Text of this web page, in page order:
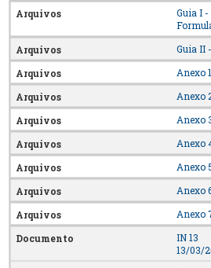
Guia I
Guia II
Anexo 1
Anexo
Anexo
Anexo
Anexo
Anexo
Anexo
IN 13
13/03/